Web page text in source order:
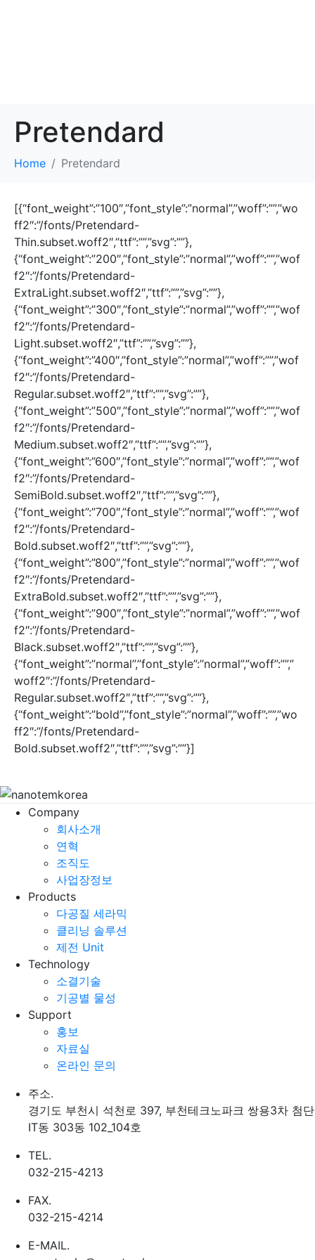
Pretendard
Home Pretendard
[{“font_weight”:”100″,”font_style”:”normal”,”woff”:””,”wo
ff2″:”/fonts/Pretendard-
Thin.subset.woff2″,”ttf”:””,”svg”:””},
{“font_weight”:”200″,”font_style”:”normal”,”woff”:””,”wof
f2″:”/fonts/Pretendard-
ExtraLight.subset.woff2″,”ttf”:””,”svg”:””},
{“font_weight”:”300″,”font_style”:”normal”,”woff”:””,”wof
f2″:”/fonts/Pretendard-
Light.subset.woff2″,”ttf”:””,”svg”:””},
{“font_weight”:”400″,”font_style”:”normal”,”woff”:””,”wof
f2″:”/fonts/Pretendard-
Regular.subset.woff2″,”ttf”:””,”svg”:””},
{“font_weight”:”500″,”font_style”:”normal”,”woff”:””,”wof
f2″:”/fonts/Pretendard-
Medium.subset.woff2″,”ttf”:””,”svg”:””},
{“font_weight”:”600″,”font_style”:”normal”,”woff”:””,”wof
f2″:”/fonts/Pretendard-
SemiBold.subset.woff2″,”ttf”:””,”svg”:””},
{“font_weight”:”700″,”font_style”:”normal”,”woff”:””,”wof
f2″:”/fonts/Pretendard-
Bold.subset.woff2″,”ttf”:””,”svg”:””},
{“font_weight”:”800″,”font_style”:”normal”,”woff”:””,”wof
f2″:”/fonts/Pretendard-
ExtraBold.subset.woff2″,”ttf”:””,”svg”:””},
{“font_weight”:”900″,”font_style”:”normal”,”woff”:””,”wof
f2″:”/fonts/Pretendard-
Black.subset.woff2″,”ttf”:””,”svg”:””},
{“font_weight”:”normal”,”font_style”:”normal”,”woff”:””,”
woff2″:”/fonts/Pretendard-
Regular.subset.woff2″,”ttf”:””,”svg”:””},
{“font_weight”:”bold”,”font_style”:”normal”,”woff”:””,”wo
ff2″:”/fonts/Pretendard-
Bold.subset.woff2″,”ttf”:””,”svg”:””}]
Company
회사소개
연혁
조직도
사업장정보
Products
다공질 세라믹
클리닝 솔루션
제전 Unit
Technology
소결기술
기공별 물성
Support
홍보
자료실
온라인 문의
주소.
경기도 부천시 석천로 397, 부천테크노파크 쌍용3차 첨단
IT동 303동 102_104호
TEL.
032-215-4213
FAX.
032-215-4214
E-MAIL.